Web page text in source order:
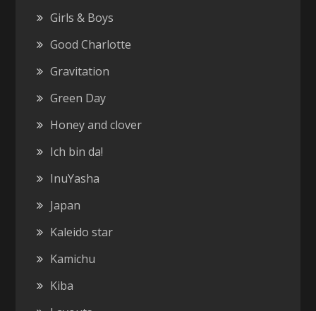
Girls & Boys
Good Charlotte
Gravitation
Green Day
Honey and clover
Ich bin da!
InuYasha
Japan
Kaleido star
Kamichu
Kiba